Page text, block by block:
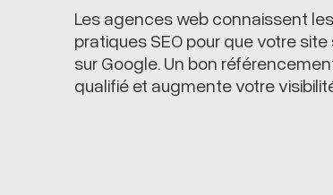
Les agences web connaissent
pratiques SEO pour que votre
sur Google. Un bon
qualifié et augmente votre